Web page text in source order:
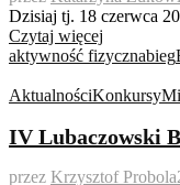
Dzisiaj tj. 18 czerwca
Czytaj więcej
aktywność fizycznabieg
AktualnościKonkursy
IV Lubaczowski
przez Krzysztof Probola